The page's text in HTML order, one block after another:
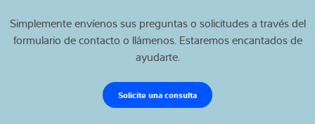
Simplemente envíenos sus preguntas o solicitudes a través del
formulario de contacto o llámenos. Estaremos encantados de
ayudarte.
Solicite una consulta